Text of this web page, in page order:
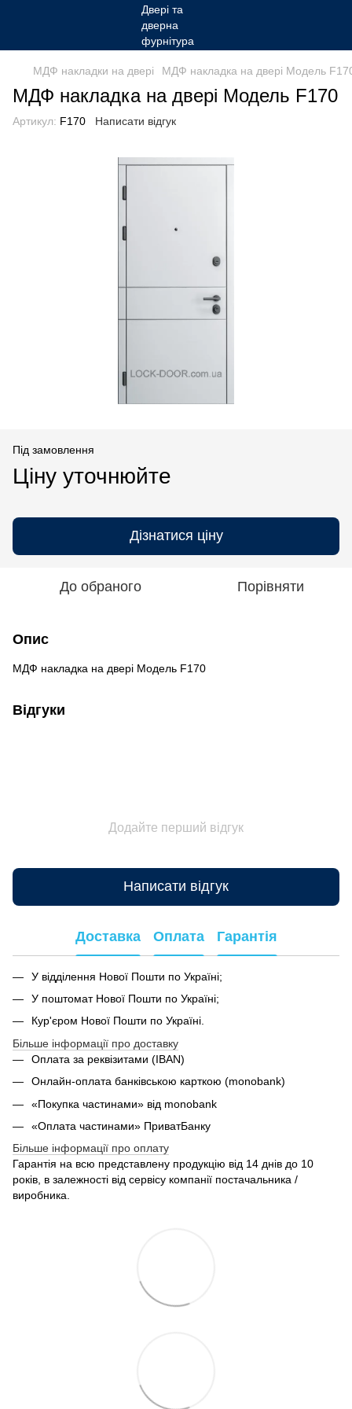
МДФ накладки на двері МДФ накладка на двері Модель
МДФ накладка на двері Модель F170
Артикул: F170 Написати відгук
Під замовлення
Ціну уточнюйте
Дізнатися ціну
До обраного Порівняти
Опис
МДФ накладка на двері Модель F170
Відгуки
Додайте перший відгук
Написати відгук
Доставка Оплата Гарантія
У відділення Нової Пошти по Україні;
У поштомат Нової Пошти по Україні;
Кур'єром Нової Пошти по Україні.
Більше інформації про доставку
Оплата за реквізитами (IBAN)
Онлайн-оплата банківською карткою (monobank)
«Покупка частинами» від monobank
«Оплата частинами» ПриватБанку
Більше інформації про оплату
Гарантія на всю представлену продукцію від 14 днів до 10
років, в залежності від сервісу компанії постачальника /
виробника.